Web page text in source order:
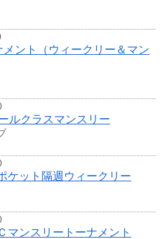
ント（ウィークリー＆マン
ルクラスマンスリー
ット隔週ウィークリー
マンスリートーナメント